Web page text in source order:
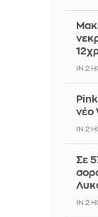
IN 2
νέο
IN 2
Σε
IN 2